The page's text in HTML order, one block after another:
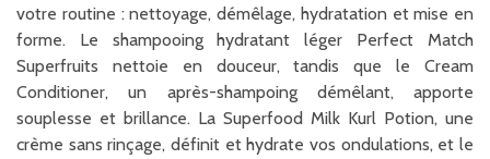
votre routine : nettoyage, démêlage, hydratation et mise en
forme. Le shampooing hydratant léger Perfect Match
Superfruits nettoie en douceur, tandis que le Cream
Conditioner, un après-shampoing démêlant, apporte
souplesse et brillance. La Superfood Milk Kurl Potion, une
crème sans rinçage, définit et hydrate vos ondulations, et le